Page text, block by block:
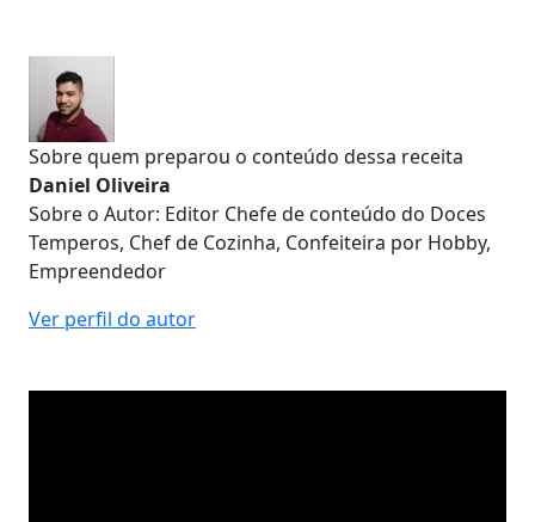
Sobre quem preparou o conteúdo dessa receita
Daniel Oliveira
Sobre o Autor: Editor Chefe de conteúdo do Doces
Temperos, Chef de Cozinha, Confeiteira por Hobby,
Empreendedor
Ver perfil do autor